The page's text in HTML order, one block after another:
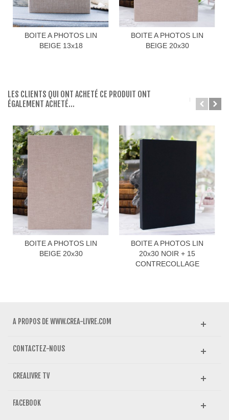
BOITE A PHOTOS LIN
BEIGE 13x18
BOITE A PHOTOS LIN
BEIGE 20x30
LES CLIENTS QUI ONT ACHETÉ CE PRODUIT ONT
ÉGALEMENT ACHETÉ...
BOITE A PHOTOS LIN
BEIGE 20x30
BOITE A PHOTOS LIN
20x30 NOIR + 15
CONTRECOLLAGE
A PROPOS DE WWW.CREA-LIVRE.COM
CONTACTEZ-NOUS
CREALIVRE TV
FACEBOOK